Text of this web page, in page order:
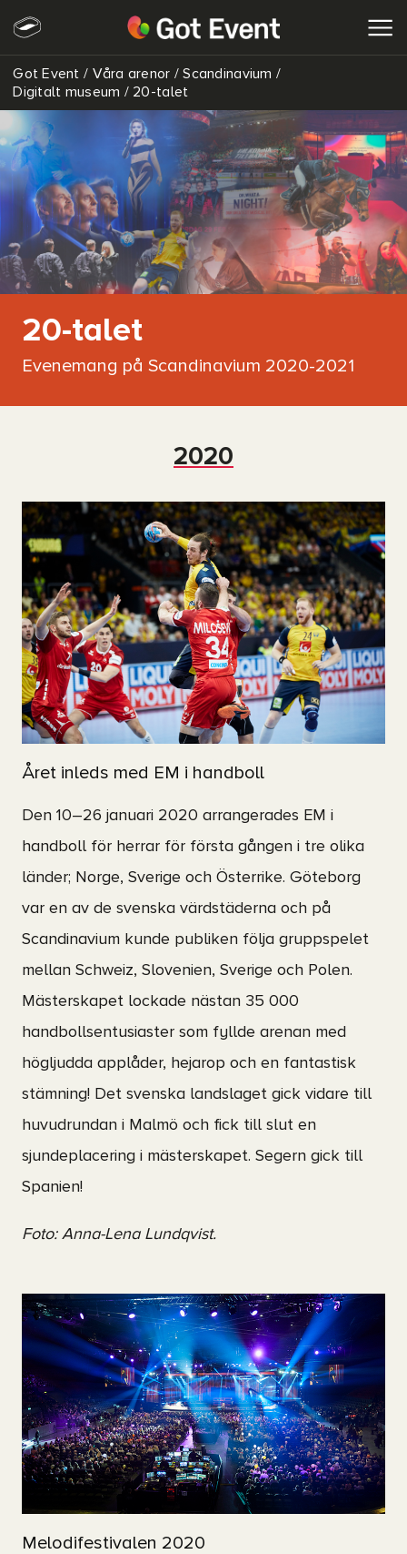
SÖK
Got Event / Våra arenor / Scandinavium /
Digitalt museum /20-talet
20-talet
Evenemang på Scandinavium 2020-2021
2020
Året inleds med EM i handboll
Den 10–26 januari 2020 arrangerades EM i
handboll för herrar för första gången i tre olika
länder; Norge, Sverige och Österrike. Göteborg
var en av de svenska värdstäderna och på
Scandinavium kunde publiken följa gruppspelet
mellan Schweiz, Slovenien, Sverige och Polen.
Mästerskapet lockade nästan 35 000
handbollsentusiaster som fyllde arenan med
högljudda applåder, hejarop och en fantastisk
stämning! Det svenska landslaget gick vidare till
huvudrundan i Malmö och fick till slut en
sjundeplacering i mästerskapet. Segern gick till
Spanien!
Foto: Anna-Lena Lundqvist.
Melodifestivalen 2020